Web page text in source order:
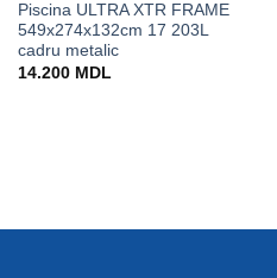
Piscina ULTRA XTR FRAME
549x274x132cm 17 203L
cadru metalic
14.200 MDL